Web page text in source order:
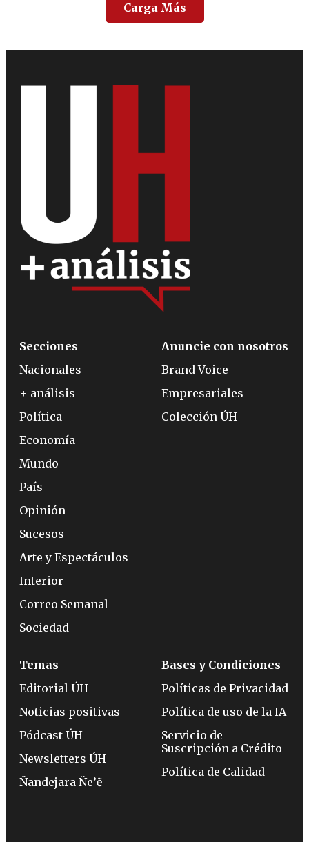
Carga Más
Secciones
Nacionales
+ análisis
Política
Economía
Mundo
País
Opinión
Sucesos
Arte y Espectáculos
Interior
Correo Semanal
Sociedad
Anuncie con nosotros
Brand Voice
Empresariales
Colección ÚH
Temas
Editorial ÚH
Noticias positivas
Pódcast ÚH
Newsletters ÚH
Ñandejara Ñe’ẽ
Bases y Condiciones
Políticas de Privacidad
Política de uso de la IA
Servicio de
Suscripción a Crédito
Política de Calidad